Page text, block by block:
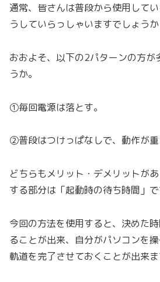
通常、皆さんは普段から使用して
うしていらっしゃいますでしょうか
おおよそ、以下の2パターンの方が
うか。
①毎回電源は落とす。
②普段はつけっぱなしで、動作が重
どちらもメリット・デメリットが
する部分は「起動時の待ち時間」で
今回の方法を使用すると、決めた
ることが出来、自分がパソコンを
軌道を完了させておくことが出来ま